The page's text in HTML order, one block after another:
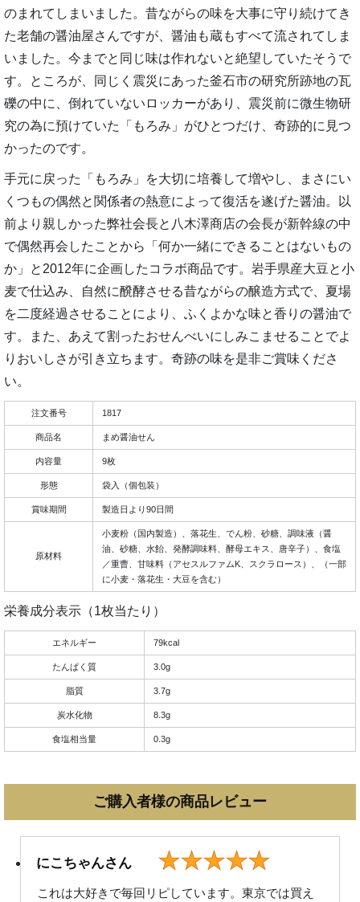
のまれてしまいました。昔ながらの味を大事に守り続けてき
た老舗の醤油屋さんですが、醤油も蔵もすべて流されてしま
いました。今までと同じ味は作れないと絶望していたそうで
す。ところが、同じく震災にあった釜石市の研究所跡地の瓦
礫の中に、倒れていないロッカーがあり、震災前に微生物研
究の為に預けていた「もろみ」がひとつだけ、奇跡的に見つ
かったのです。
手元に戻った「もろみ」を大切に培養して増やし、まさにい
くつもの偶然と関係者の熱意によって復活を遂げた醤油。以
前より親しかった弊社会長と八木澤商店の会長が新幹線の中
で偶然再会したことから「何か一緒にできることはないもの
か」と2012年に企画したコラボ商品です。岩手県産大豆と小
麦で仕込み、自然に醗酵させる昔ながらの醸造方式で、夏場
を二度経過させることにより、ふくよかな味と香りの醤油で
す。また、あえて割ったおせんべいにしみこませることでよ
りおいしさが引き立ちます。奇跡の味を是非ご賞味くださ
い。
注文番号 1817
商品名 まめ醤油せん
内容量 9枚
形態 袋入（個包装）
賞味期間 製造日より90日間
原材料
小麦粉（国内製造）、落花生、でん粉、砂糖、調味液（醤
油、砂糖、水飴、発酵調味料、酵母エキス、唐辛子）、食塩
／重曹、甘味料（アセスルファムK、スクラロース）、（一部
に小麦・落花生・大豆を含む）
栄養成分表示（1枚当たり）
エネルギー 79kcal
たんぱく質 3.0g
脂質 3.7g
炭水化物 8.3g
食塩相当量 0.3g
ご購入者様の商品レビュー
にこちゃんさん ★★★★★
これは大好きで毎回リピしています。東京では買え